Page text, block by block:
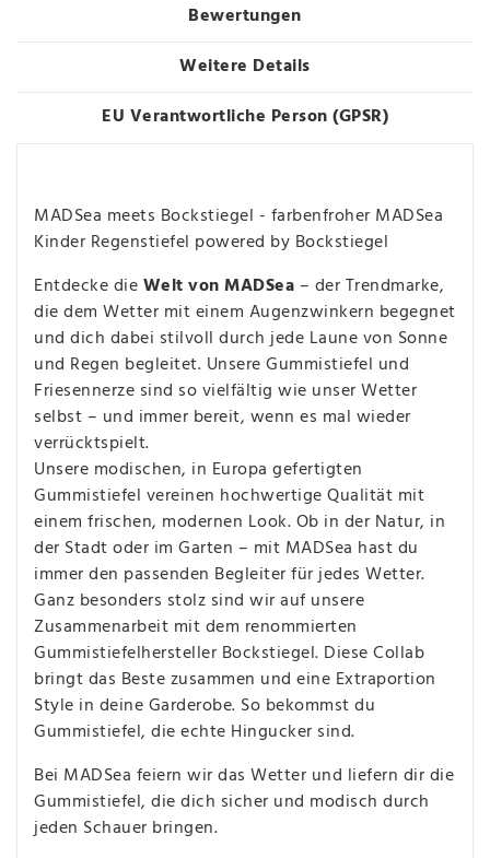
Bewertungen
Weitere Details
EU Verantwortliche Person (GPSR)
MADSea meets Bockstiegel - farbenfroher MADSea
Kinder Regenstiefel powered by Bockstiegel
Entdecke dieWelt von MADSea – der Trendmarke,
die dem Wetter mit einem Augenzwinkern begegnet
und dich dabei stilvoll durch jede Laune von Sonne
und Regen begleitet. Unsere Gummistiefel und
Friesennerze sind so vielfältig wie unser Wetter
selbst – und immer bereit, wenn es mal wieder
verrücktspielt.
Unsere modischen, in Europa gefertigten
Gummistiefel vereinen hochwertige Qualität mit
einem frischen, modernen Look. Ob in der Natur, in
der Stadt oder im Garten – mit MADSea hast du
immer den passenden Begleiter für jedes Wetter.
Ganz besonders stolz sind wir auf unsere
Zusammenarbeit mit dem renommierten
Gummistiefelhersteller Bockstiegel. Diese Collab
bringt das Beste zusammen und eine Extraportion
Style in deine Garderobe. So bekommst du
Gummistiefel, die echte Hingucker sind.
Bei MADSea feiern wir das Wetter und liefern dir die
Gummistiefel, die dich sicher und modisch durch
jeden Schauer bringen.